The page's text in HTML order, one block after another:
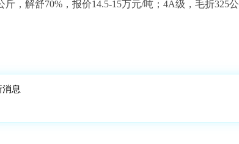
，解舒70%，报价14.5-15万元/吨；4A级，毛折325公
息